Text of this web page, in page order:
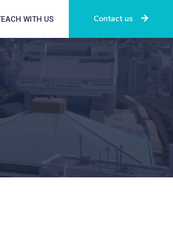
WITH US Contact us